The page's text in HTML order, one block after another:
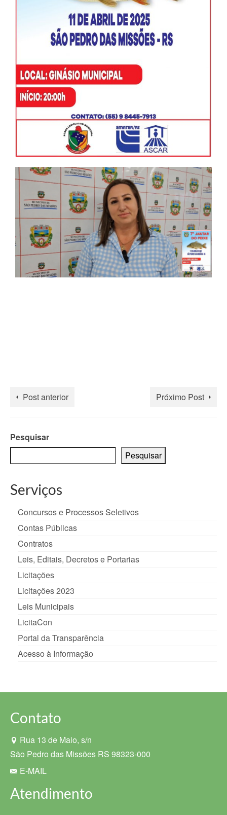
Post anterior Próximo Post
Pesquisar
Pesquisar
Serviços
Concursos e Processos Seletivos
Contas Públicas
Contratos
Leis, Editais, Decretos e Portarias
Licitações
Licitações 2023
Leis Municipais
LicitaCon
Portal da Transparência
Acesso à Informação
Contato
Rua 13 de Maio, s/n
São Pedro das Missões RS 98323-000
E-MAIL
Atendimento